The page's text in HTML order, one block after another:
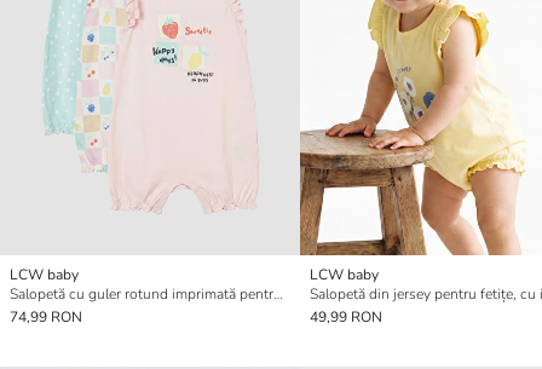
LCW baby
Salopetă cu guler rotund imprimată pentru fetițe, set de 3 bucăți
74,99 RON
LCW baby
49,99 RON